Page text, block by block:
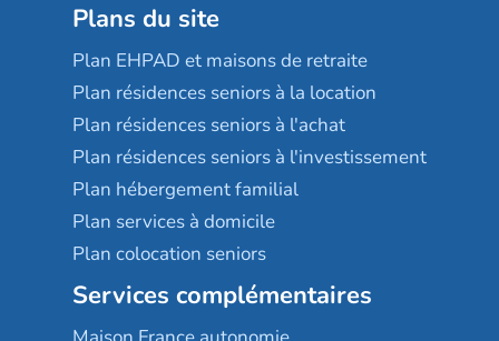
Plans du site
Plan EHPAD et maisons de retraite
Plan résidences seniors à la location
Plan résidences seniors à l'achat
Plan résidences seniors à l'investissement
Plan hébergement familial
Plan services à domicile
Plan colocation seniors
Services complémentaires